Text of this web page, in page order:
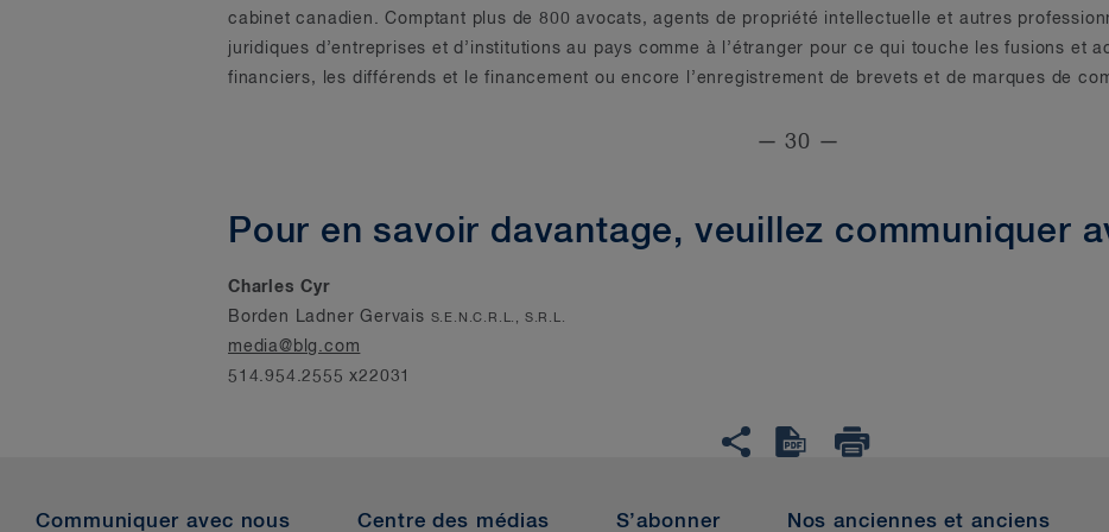
cabinet canadien. Comptant plus de 800 avocats, agents de propriété intellectuelle et autres
juridiques d’entreprises et d’institutions au pays comme à l’étranger pour ce qui touche les fusions et
financiers, les différends et le financement ou encore l’enregistrement de brevets et de marques de
— 30 —
Pour en savoir davantage, veuillez communiquer
Charles Cyr
Borden Ladner Gervais S.E.N.C.R.L., S.R.L.
media@blg.com
514.954.2555 x22031
Communiquer avec nous Centre des médias S’abonner Nos anciennes et anciens